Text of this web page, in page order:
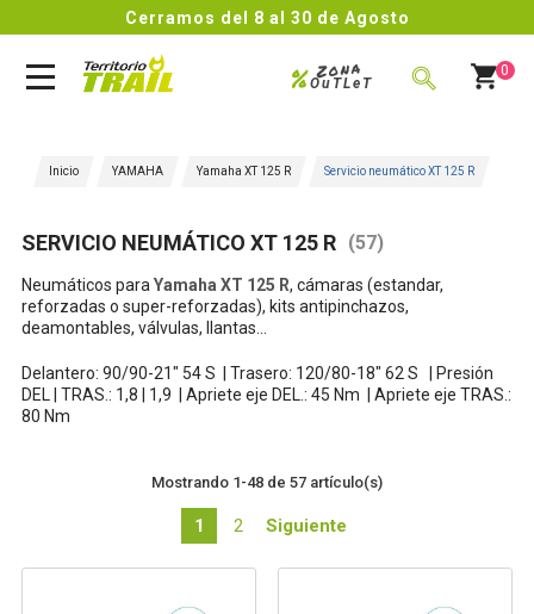
Cerramos del 8 al 30 de Agosto
Zona
%OuTLeT
0
Inicio YAMAHA Yamaha XT 125 R Servicio neumático XT 125 R
SERVICIO NEUMÁTICO XT 125 R (57)
Neumáticos para Yamaha XT 125 R, cámaras (estandar,
reforzadas o super-reforzadas), kits antipinchazos,
deamontables, válvulas, llantas...
Delantero: 90/90-21" 54 S | Trasero: 120/80-18" 62 S |
Presión
DEL | TRAS.: 1,8 | 1,9 |
Apriete eje DEL.: 45 Nm |
Apriete eje TRAS.:
80 Nm
Mostrando 1-48 de 57 artículo(s)
1 2 Siguiente